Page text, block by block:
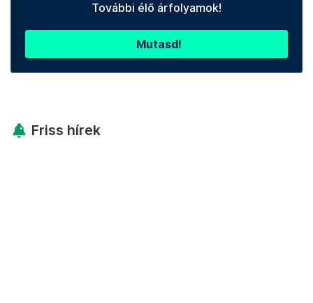
További élő árfolyamok!
Mutasd!
Friss hírek